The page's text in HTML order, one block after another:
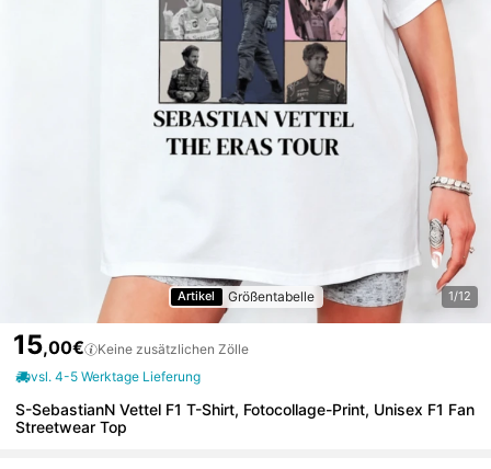
Artikel Größentabelle 1/12
15,00€
Keine zusätzlichen Zölle
vsl. 4-5 Werktage Lieferung
S-SebastianN Vettel F1 T-Shirt, Fotocollage-Print, Unisex F1 Fan
Streetwear Top